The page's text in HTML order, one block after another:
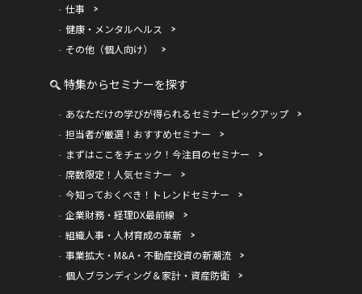
仕事
健康・メンタルヘルス
その他（個人向け）
特集からセミナーを探す
あなただけの学びが得られるセミナーピックアップ
担当者が厳選！おすすめセミナー
まずはここをチェック！今注目のセミナー
席数限定！人気セミナー
今知っておくべき！トレンドセミナー
企業財務・経理DX最前線
組織人事・人材育成の革新
事業拡大・M&A・不動産投資の新潮流
個人ブランディング＆家計・資産防衛